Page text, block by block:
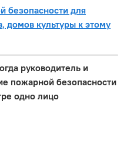
безопасности для
домов культуры к этому
руководитель и
пожарной безопасности
одно лицо